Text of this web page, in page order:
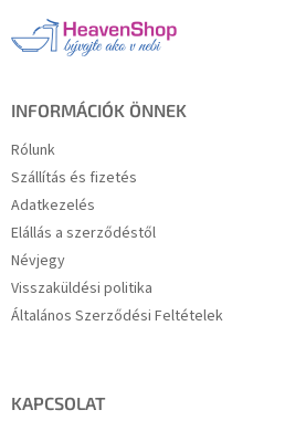
INFORMÁCIÓK ÖNNEK
Rólunk
Szállítás és fizetés
Adatkezelés
Elállás a szerződéstől
Névjegy
Visszaküldési politika
Általános Szerződési Feltételek
KAPCSOLAT